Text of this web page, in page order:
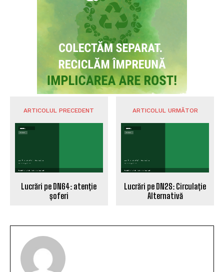
ARTICOLUL PRECEDENT
Lucrări pe DN64: atenție
șoferi
ARTICOLUL URMĂTOR
Lucrări pe DN2S: Circulație
Alternativă